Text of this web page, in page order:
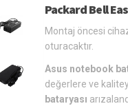
Packard Bell
Montaj öncesi
oturacaktır.
Asus notebook
değerlere ve
bataryası